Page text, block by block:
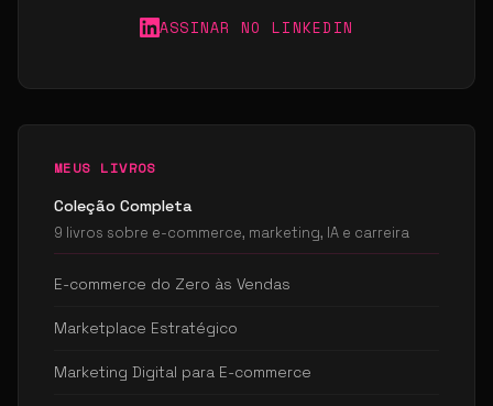
ASSINAR NO LINKEDIN
MEUS LIVROS
Coleção Completa
9 livros sobre e-commerce, marketing, IA e carreira
E-commerce do Zero às Vendas
Marketplace Estratégico
Marketing Digital para E-commerce